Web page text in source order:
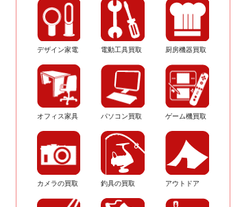
デザイン家電 電動工具買取 厨房機器買取
オフィス家具 パソコン買取 ゲーム機買取
カメラの買取 釣具の買取 アウトドア